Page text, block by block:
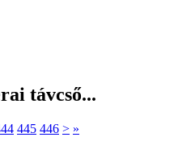
távcső...
445 446 > »